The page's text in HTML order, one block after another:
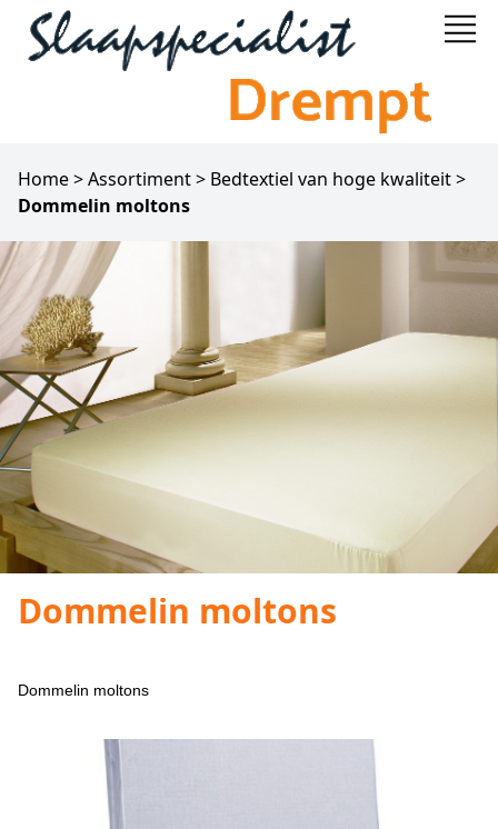
Home>Assortiment> Bedtextiel van hoge kwaliteit>
Dommelin moltons
Dommelin moltons
Dommelin moltons